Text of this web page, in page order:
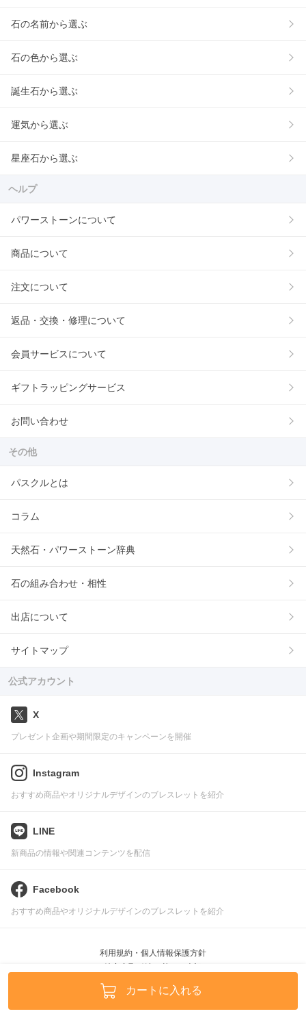
石の名前から選ぶ
石の色から選ぶ
誕生石から選ぶ
運気から選ぶ
星座石から選ぶ
ヘルプ
パワーストーンについて
商品について
注文について
返品・交換・修理について
会員サービスについて
ギフトラッピングサービス
お問い合わせ
その他
パスクルとは
コラム
天然石・パワーストーン辞典
石の組み合わせ・相性
出店について
サイトマップ
公式アカウント
X
プレゼント企画や期間限定のキャンペーンを開催
Instagram
おすすめ商品やオリジナルデザインのブレスレットを紹介
LINE
新商品の情報や関連コンテンツを配信
Facebook
おすすめ商品やオリジナルデザインのブレスレットを紹介
利用規約・個人情報保護方針
Pascle © leafworks, Inc.